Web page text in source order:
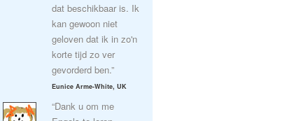
dat beschikbaar is. Ik
kan gewoon niet
geloven dat ik in zo'n
korte tijd zo ver
gevorderd ben.”
Eunice Arme-White, UK
“Dank u om me